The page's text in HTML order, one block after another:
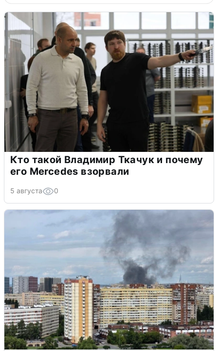
Кто такой Владимир Ткачук и почему
его Mercedes взорвали
5 августа 0